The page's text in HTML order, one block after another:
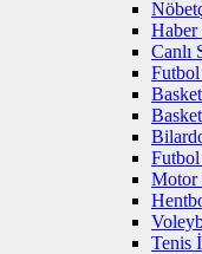
Haber
Canlı
Futbol
Futbol
Motor
Tenis